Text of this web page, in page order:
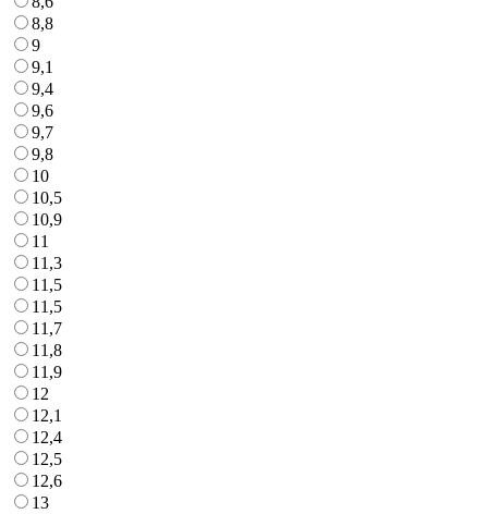
8,8
9
9,1
9,4
9,6
9,7
9,8
10
10,5
10,9
11
11,3
11,5
11,5
11,7
11,8
11,9
12
12,1
12,4
12,5
12,6
13